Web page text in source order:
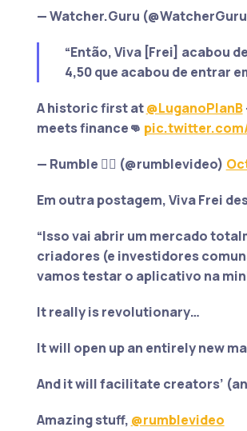
— Watcher.Guru
“Então, Viva [Frei] acabou
4,50 que acabou de entrar
A historic first at@LuganoPlanB
meets finance👊
— Rumble 🏴‍☠️ (@rumblevideo)
Em outra postagem, Viva Frei
“Isso vai abrir um mercado
criadores (e investidores
vamos testar o aplicativo na
It really is revolutionary…
It will open up an entirely new
And it will facilitate creators’
Amazing stuff, @rumblevideo